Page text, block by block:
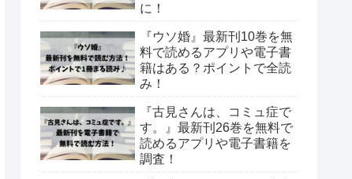
に！
『ウソ婚』最新刊10巻を無
料で読めるアプリや電子書
籍はある？ポイントで全読
み！
『古見さんは、コミュ症で
す。』最新刊26巻を無料で
読めるアプリや電子書籍を
調査！